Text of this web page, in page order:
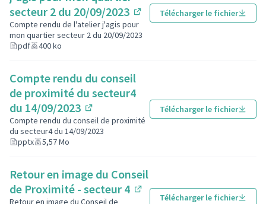
secteur 2 du 20/09/2023
(S'ouvre dans un nouvel
Compte rendu de l'atelier j'agis pour
mon quartier secteur 2 du 20/09/2023
pdf
400 ko
Télécharger le fichier
Compte rendu du conseil
de proximité du secteur4
du 14/09/2023
(S'ouvre dans un nouvel onglet)
Compte rendu du conseil de proximité
du secteur4 du 14/09/2023
pptx
5,57 Mo
Télécharger le fichier
Retour en image du Conseil
de Proximité - secteur 4
(S'ouvre dans un nouvel
Retour en image du Conseil de
Télécharger le fichier